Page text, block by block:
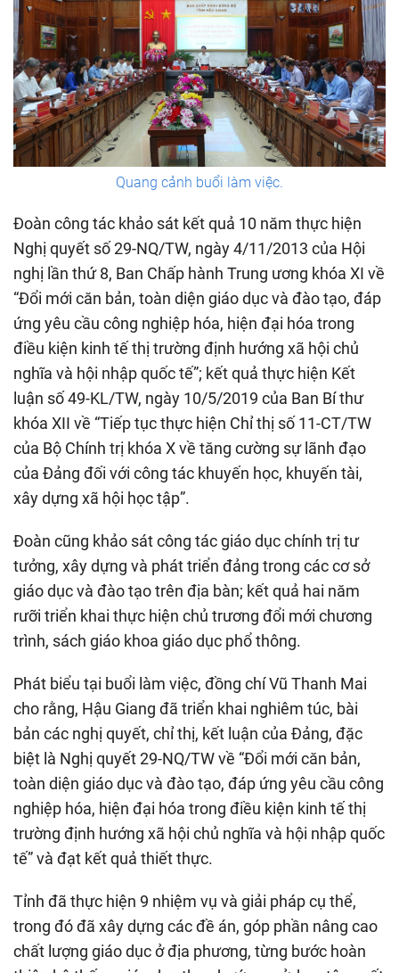
Quang cảnh buổi làm việc.
Đoàn công tác khảo sát kết quả 10 năm thực hiện
Nghị quyết số 29-NQ/TW, ngày 4/11/2013 của Hội
nghị lần thứ 8, Ban Chấp hành Trung ương khóa XI về
“Đổi mới căn bản, toàn diện giáo dục và đào tạo, đáp
ứng yêu cầu công nghiệp hóa, hiện đại hóa trong
điều kiện kinh tế thị trường định hướng xã hội chủ
nghĩa và hội nhập quốc tế”; kết quả thực hiện Kết
luận số 49-KL/TW, ngày 10/5/2019 của Ban Bí thư
khóa XII về “Tiếp tục thực hiện Chỉ thị số 11-CT/TW
của Bộ Chính trị khóa X về tăng cường sự lãnh đạo
của Đảng đối với công tác khuyến học, khuyến tài,
xây dựng xã hội học tập”.
Đoàn cũng khảo sát công tác giáo dục chính trị tư
tưởng, xây dựng và phát triển đảng trong các cơ sở
giáo dục và đào tạo trên địa bàn; kết quả hai năm
rưỡi triển khai thực hiện chủ trương đổi mới chương
trình, sách giáo khoa giáo dục phổ thông.
Phát biểu tại buổi làm việc, đồng chí Vũ Thanh Mai
cho rằng, Hậu Giang đã triển khai nghiêm túc, bài
bản các nghị quyết, chỉ thị, kết luận của Đảng, đặc
biệt là Nghị quyết 29-NQ/TW về “Đổi mới căn bản,
toàn diện giáo dục và đào tạo, đáp ứng yêu cầu công
nghiệp hóa, hiện đại hóa trong điều kiện kinh tế thị
trường định hướng xã hội chủ nghĩa và hội nhập quốc
tế” và đạt kết quả thiết thực.
Tỉnh đã thực hiện 9 nhiệm vụ và giải pháp cụ thể,
trong đó đã xây dựng các đề án, góp phần nâng cao
chất lượng giáo dục ở địa phương, từng bước hoàn